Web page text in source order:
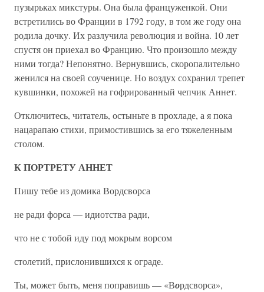
пузырьках микстуры. Она была француженкой. Они
встретились во Франции в 1792 году, в том же году она
родила дочку. Их разлучила революция и война. 10 лет
спустя он приехал во Францию. Что произошло между
ними тогда? Непонятно. Вернувшись, скоропалительно
женился на своей соученице. Но воздух сохранил трепет
кувшинки, похожей на гофрированный чепчик Аннет.
Отключитесь, читатель, остыньте в прохладе, а я пока
нацарапаю стихи, примостившись за его тяжеленным
столом.
К ПОРТРЕТУ АННЕТ
Пишу тебе из домика Вордсворса
не ради форса — идиотства ради,
что не с тобой иду под мокрым ворсом
столетий, прислонившихся к ограде.
Ты, может быть, меня поправишь — «Вордсворса»,